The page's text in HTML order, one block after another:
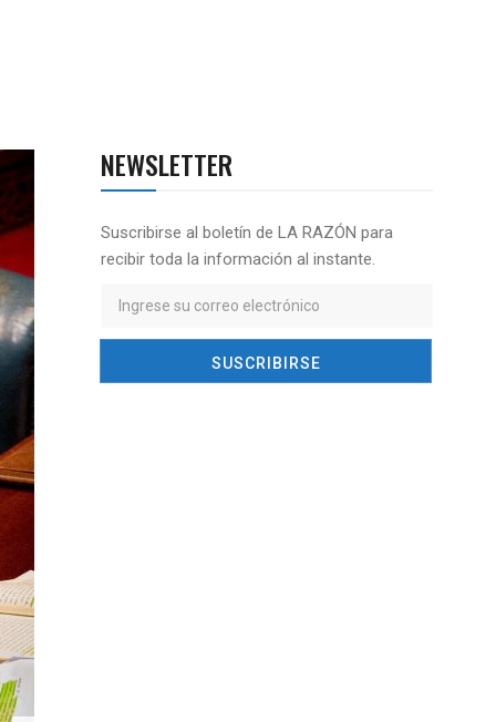
NEWSLETTER
Suscribirse al boletín de LA RAZÓN para
recibir toda la información al instante.